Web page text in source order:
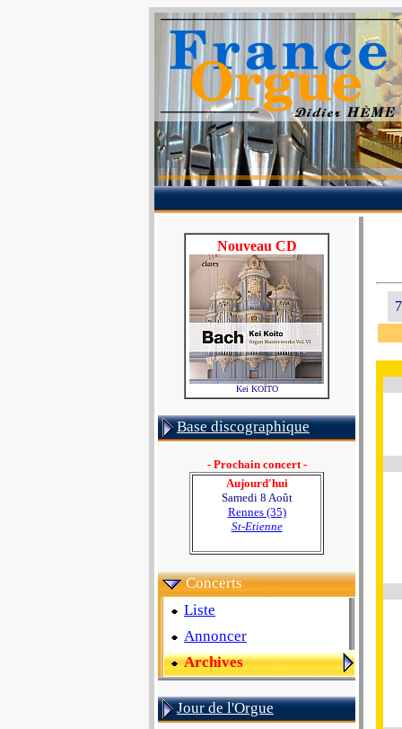
Nouveau CD
Kei KOÏTO
Base discographique
- Prochain concert -
Aujourd'hui
Samedi 8 Août
Rennes (35)
St-Etienne
Concerts
Liste
Annoncer
Archives
Jour de l'Orgue